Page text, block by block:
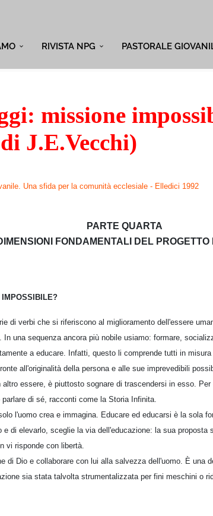
RIVISTA NPG PASTORALE
missione
J.E.Vecchi)
Una sfida per la comunità ecclesiale - Elledici 1992
PARTE QUARTA
FONDAMENTALI DEL PROGETTO
IMPOSSIBILE?
di verbi che si riferiscono al miglioramento dell'essere
In una sequenza ancora più nobile usiamo: formare,
a educare. Infatti, questo li comprende tutti in
all'originalità della persona e alle sue imprevedibili
altro essere, è piuttosto sognare di trascendersi in esso.
di sé, racconti come la Storia Infinita.
l'uomo crea e immagina. Educare ed educarsi è la sola
e di elevarlo, sceglie la via dell'educazione: la sua proposta
vi risponde con libertà.
di Dio e collaborare con lui alla salvezza dell'uomo. È una
sia stata talvolta strumentalizzata per fini meschini o